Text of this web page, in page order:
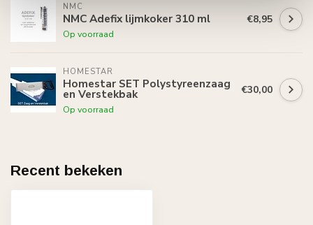
NMC
NMC Adefix lijmkoker 310 ml
Op voorraad
€8,95
HOMESTAR
Homestar SET Polystyreenzaag
en Verstekbak
Op voorraad
€30,00
Recent bekeken